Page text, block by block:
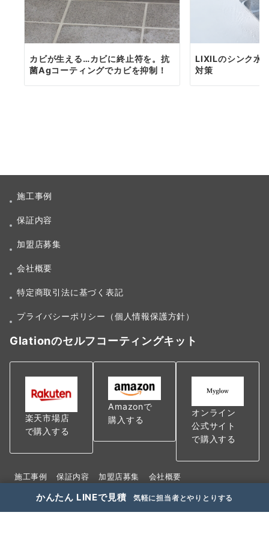
カビが生える…カビに終止符を。抗
菌Agコーティングでカビを抑制！
LIXILのシンク水
対策
施工事例
保証内容
加盟店募集
会社概要
特定商取引法に基づく表記
プライバシーポリシー（個人情報保護方針）
Glationのセルフコーティングキット
楽天市場店
で購入する
Amazonで
購入する
オンライン
公式サイト
で購入する
施工事例 保証内容 加盟店募集
会社概要
特定商取引法に基づく表記
プライバシーポリシー（個人情報保護方針）
かんたん LINEで見積 気軽に担当者とやりとりする